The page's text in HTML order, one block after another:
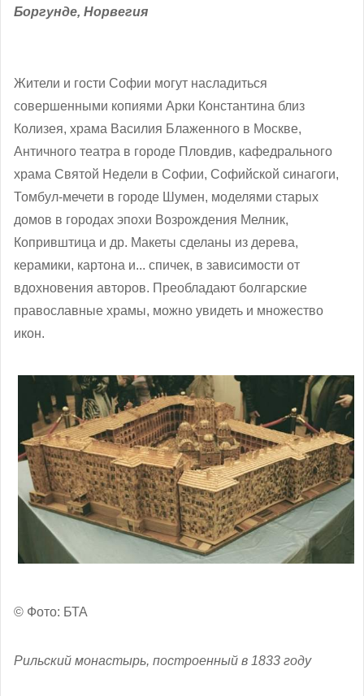
Боргунде, Норвегия
Жители и гости Софии могут насладиться
совершенными копиями Арки Константина близ
Колизея, храма Василия Блаженного в Москве,
Античного театра в городе Пловдив, кафедрального
храма Святой Недели в Софии, Софийской синагоги,
Томбул-мечети в городе Шумен, моделями старых
домов в городах эпохи Возрождения Мелник,
Копривштица и др. Макеты сделаны из дерева,
керамики, картона и... спичек, в зависимости от
вдохновения авторов. Преобладают болгарские
православные храмы, можно увидеть и множество
икон.
© Фото: БТА
Рильский монастырь, построенный в 1833 году